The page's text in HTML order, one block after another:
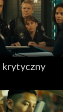
krytyczny